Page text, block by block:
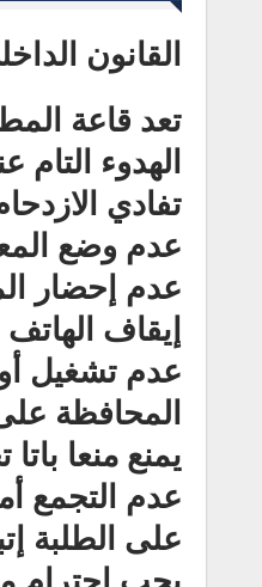
القانون
تعد قاعة
الهدوء
تفادي
عدم وضع
عدم إحضار
إيقاف
عدم تشغيل أو
المحافظة
يمنع منعا
عدم التجمع
على الطلبة